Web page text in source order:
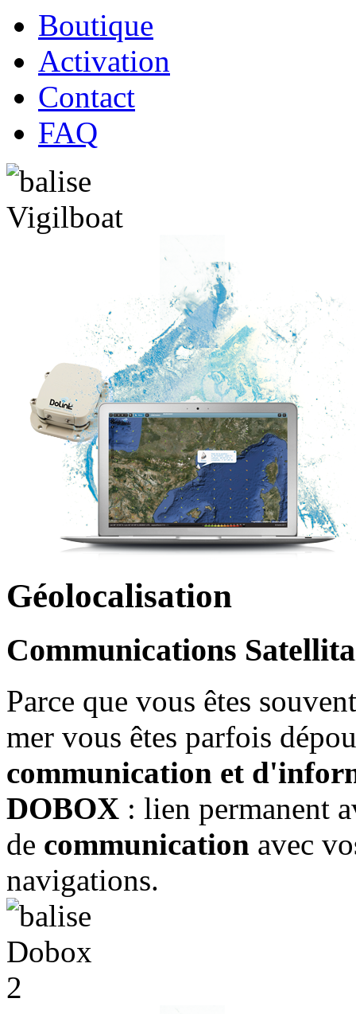
Boutique
Activation
Contact
FAQ
Géolocalisation
Communications
Parce que vous êtes
mer vous êtes parfois
communication et
DOBOX : lien permanent
de communication avec
navigations.